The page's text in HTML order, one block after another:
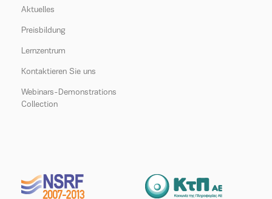
Aktuelles
Preisbildung
Lernzentrum
Kontaktieren Sie uns
Webinars-Demonstrations
Collection